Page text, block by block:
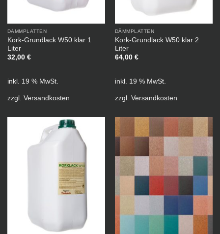
DÄMMPLATTEN
Kork-Grundlack W50 klar 1
Liter
32,00 €
inkl. 19 % MwSt.
zzgl. Versandkosten
DÄMMPLATTEN
Kork-Grundlack W50 klar 2
Liter
64,00 €
inkl. 19 % MwSt.
zzgl. Versandkosten